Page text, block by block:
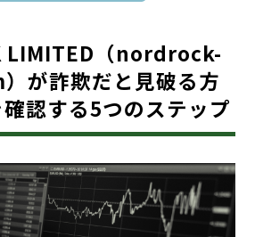
LIMITED（nordrock-
が詐欺だと見破る方
認する5つのステップ